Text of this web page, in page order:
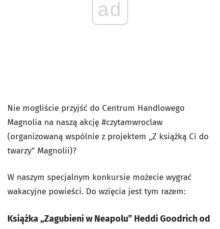
ad
Nie mogliście przyjść do Centrum Handlowego
Magnolia na naszą akcję #czytamwroclaw
(organizowaną wspólnie z projektem „Z książką Ci do
twarzy” Magnolii)?
W naszym specjalnym konkursie możecie wygrać
wakacyjne powieści. Do wzięcia jest tym razem:
Książka „Zagubieni w Neapolu” Heddi Goodrich od